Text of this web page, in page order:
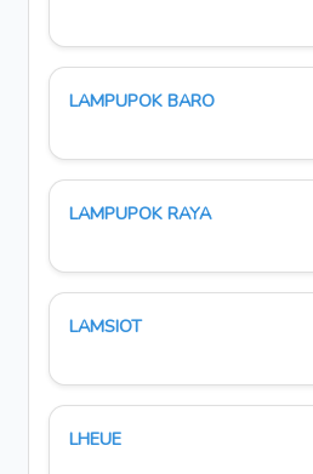
LAMPUPOK BARO
LAMPUPOK RAYA
LAMSIOT
LHEUE